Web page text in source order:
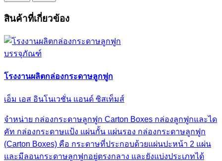
สินค้าที่เกี่ยวข้อง
บรรจุภัณฑ์
โรงงานผลิตกล่องกระดาษลูกฟูก
เอ็ม เอส อินโนเวชั่น แอนด์ ซิสเท็มส์
จำหน่าย กล่องกระดาษลูกฟูก Carton Boxes กล่องลูกฟูกและได
คัท กล่องกระดาษแป้ง แผ่นกั้น แผ่นรอง กล่องกระดาษลูกฟูก
(Carton Boxes) คือ กระดาษที่ประกอบด้วยแผ่นปะหน้า 2 แผ่น
และมีลอนกระดาษลูกฟูกอยู่ตรงกลาง และยังแบ่งประเภทได้